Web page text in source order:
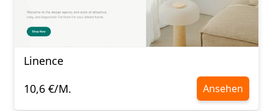
Linence
10,6 €/M.
Ansehen